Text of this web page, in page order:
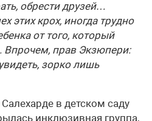
обрести друзей…
этих крох, иногда трудно
от того, который
прав Экзюпери:
зорко лишь
в детском саду
инклюзивная группа,